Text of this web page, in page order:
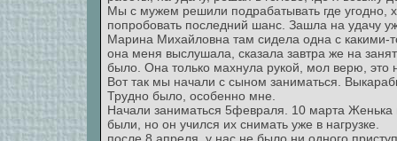
Мы с мужем решили подрабатывать где угодно,
попробовать последний шанс. Зашла на удачу
Марина Михайловна там сидела одна с какими-
она меня выслушала, сказала завтра же на
было. Она только махнула рукой, мол верю, это
Вот так мы начали с сыном заниматься.
Трудно было, особенно мне.
Начали заниматься 5февраля. 10 марта
были, но он учился их снимать уже в нагрузке.